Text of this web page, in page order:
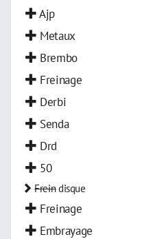
Ajp
Metaux
Brembo
Freinage
Derbi
Senda
Drd
50
Freindisque
Freinage
Embrayage